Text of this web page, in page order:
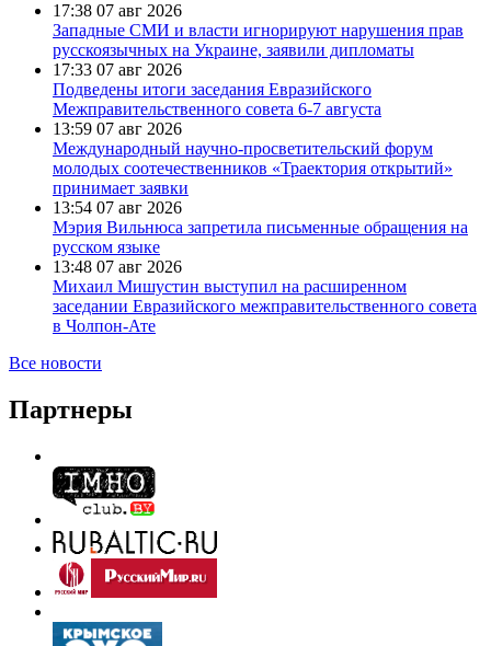
17:38 07 авг 2026
Западные СМИ и власти игнорируют нарушения прав
русскоязычных на Украине, заявили дипломаты
17:33 07 авг 2026
Подведены итоги заседания Евразийского
Межправительственного совета 6-7 августа
13:59 07 авг 2026
Международный научно-просветительский форум
молодых соотечественников «Траектория открытий»
принимает заявки
13:54 07 авг 2026
Мэрия Вильнюса запретила письменные обращения на
русском языке
13:48 07 авг 2026
Михаил Мишустин выступил на расширенном
заседании Евразийского межправительственного совета
в Чолпон-Ате
Все новости
Партнеры